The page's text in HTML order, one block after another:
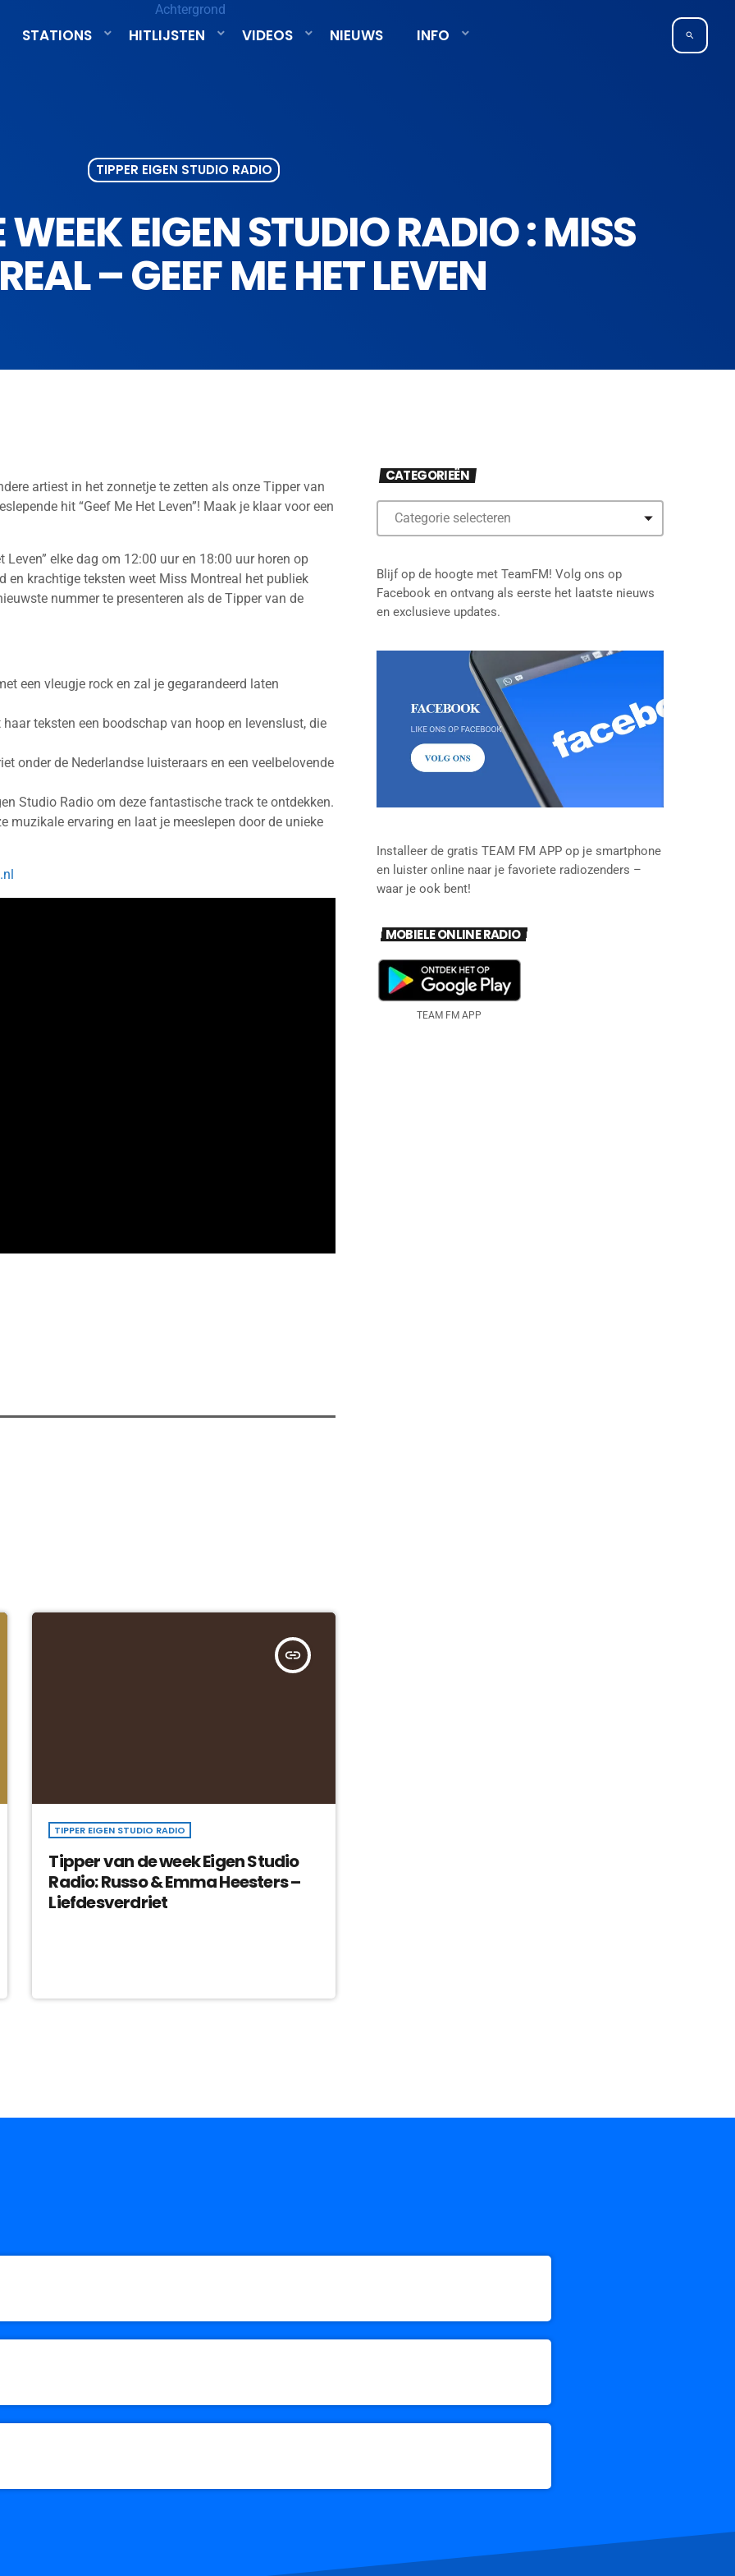
STATIONS HITLIJSTEN VIDEOS NIEUWS INFO search
TIPPER EIGEN STUDIO RADIO
EIGEN STUDIO RADIO : MISS
– GEEF ME HET LEVEN
artiest in het zonnetje te zetten als onze Tipper van
hit “Geef Me Het Leven”! Maak je klaar voor een
elke dag om 12:00 uur en 18:00 uur horen op
en krachtige teksten weet Miss Montreal het publiek
nummer te presenteren als de Tipper van de
een vleugje rock en zal je gegarandeerd laten
teksten een boodschap van hoop en levenslust, die
onder de Nederlandse luisteraars en een veelbelovende
Studio Radio om deze fantastische track te ontdekken.
muzikale ervaring en laat je meeslepen door de unieke
insert_link
TIPPER EIGEN STUDIO RADIO
Tipper van de week Eigen Studio
Radio: Russo & Emma Heesters –
Liefdesverdriet
CATEGORIEËN
Blijf op de hoogte met TeamFM! Volg ons op
Facebook en ontvang als eerste het laatste nieuws
en exclusieve updates.
Installeer de gratis TEAM FM APP op je smartphone
en luister online naar je favoriete radiozenders –
waar je ook bent!
MOBIELE ONLINE RADIO
TEAM FM APP